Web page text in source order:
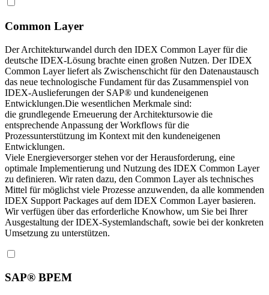
Common Layer
Der Architekturwandel durch den IDEX Common Layer für die
deutsche IDEX-Lösung brachte einen großen Nutzen. Der IDEX
Common Layer liefert als Zwischenschicht für den Datenaustausch
das neue technologische Fundament für das Zusammenspiel von
IDEX-Auslieferungen der SAP® und kundeneigenen
Entwicklungen.Die wesentlichen Merkmale sind:
die grundlegende Erneuerung der Architektursowie die
entsprechende Anpassung der Workflows für die
Prozessunterstützung im Kontext mit den kundeneigenen
Entwicklungen.
Viele Energieversorger stehen vor der Herausforderung, eine
optimale Implementierung und Nutzung des IDEX Common Layer
zu definieren. Wir raten dazu, den Common Layer als technisches
Mittel für möglichst viele Prozesse anzuwenden, da alle kommenden
IDEX Support Packages auf dem IDEX Common Layer basieren.
Wir verfügen über das erforderliche Knowhow, um Sie bei Ihrer
Ausgestaltung der IDEX-Systemlandschaft, sowie bei der konkreten
Umsetzung zu unterstützen.
SAP® BPEM